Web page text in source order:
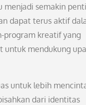
menjadi semakin
dapat terus aktif
program kreatif yang
untuk mendukung
untuk lebih
dari identitas